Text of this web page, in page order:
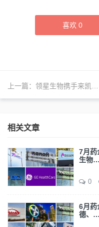
喜欢 0
上一篇： 领星生物携手来凯医药推动临床药物精准开发智能化
相关文章
7月药
生物…
0
6月药
德、…